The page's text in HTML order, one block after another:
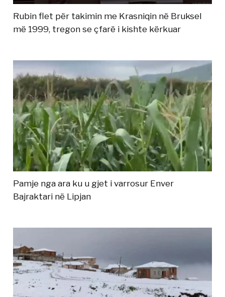
Rubin flet për takimin me Krasniqin në Bruksel
më 1999, tregon se çfarë i kishte kërkuar
Pamje nga ara ku u gjet i varrosur Enver
Bajraktari në Lipjan